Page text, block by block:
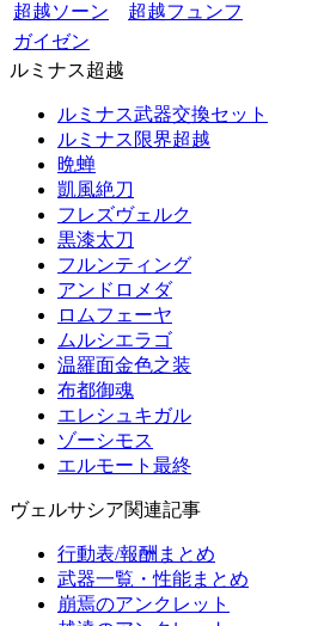
超越ソーン
超越フュンフ
ガイゼン
ルミナス超越
ルミナス武器交換セット
ルミナス限界超越
晩蝉
凱風絶刀
フレズヴェルク
黒漆太刀
フルンティング
アンドロメダ
ロムフェーヤ
ムルシエラゴ
温羅面金色之装
布都御魂
エレシュキガル
ゾーシモス
エルモート最終
ヴェルサシア関連記事
行動表/報酬まとめ
武器一覧・性能まとめ
崩焉のアンクレット